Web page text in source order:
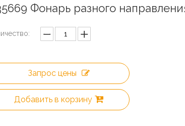
Фонарь разного
Запрос цены
Добавить в корзину